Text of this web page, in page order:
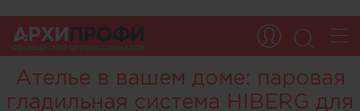
Ателье в вашем доме: паровая
гладильная система HIBERG для